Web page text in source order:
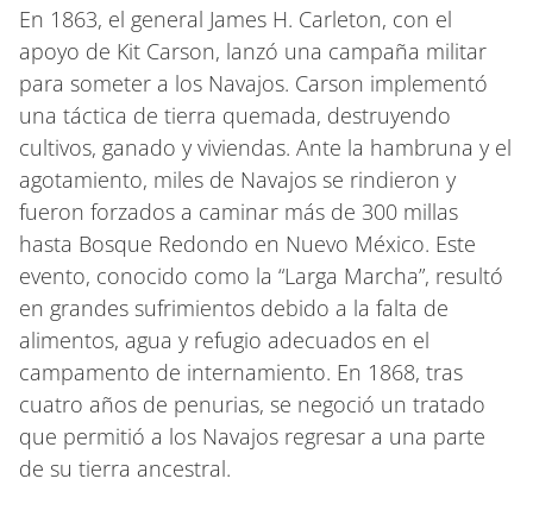
En 1863, el general James H. Carleton, con el
apoyo de Kit Carson, lanzó una campaña militar
para someter a los Navajos. Carson implementó
una táctica de tierra quemada, destruyendo
cultivos, ganado y viviendas. Ante la hambruna y el
agotamiento, miles de Navajos se rindieron y
fueron forzados a caminar más de 300 millas
hasta Bosque Redondo en Nuevo México. Este
evento, conocido como la “Larga Marcha”, resultó
en grandes sufrimientos debido a la falta de
alimentos, agua y refugio adecuados en el
campamento de internamiento. En 1868, tras
cuatro años de penurias, se negoció un tratado
que permitió a los Navajos regresar a una parte
de su tierra ancestral.